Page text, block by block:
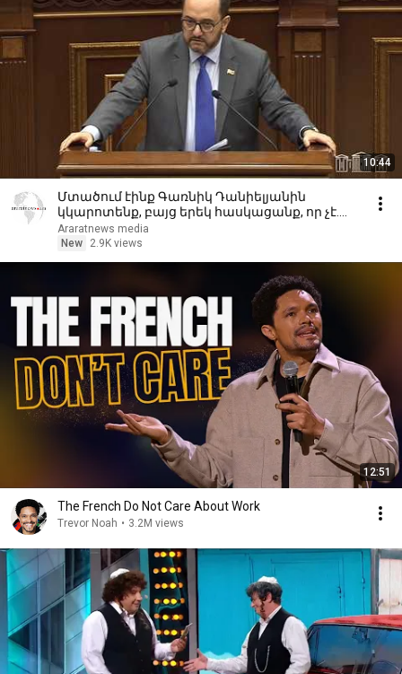
10:44
Մտածում էինք Գառնիկ Դանիելյանին
կկարոտենք, բայց երեկ հասկացանք, որ չէ.
Հարությունյան
Araratnews media
New
2.9K views
12:51
The French Do Not Care About Work
Trevor Noah • 3.2M views